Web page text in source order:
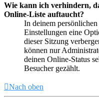
Wie kann ich verhindern,
Online-Liste auftaucht?
In deinem
Einstellungen eine
dieser Sitzung
können nur
deinen Online-Status
Besucher gezählt.
Nach oben